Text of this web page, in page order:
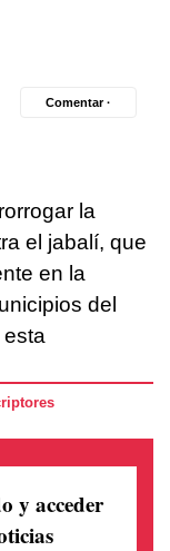
Comentar ·
la
el jabalí, que
en la
del
esta
y acceder